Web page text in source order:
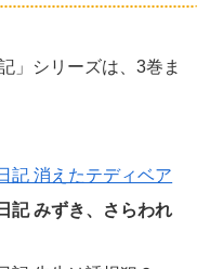
」シリーズは、3巻ま
記 消えたテディベア
記 みずき、さらわれ